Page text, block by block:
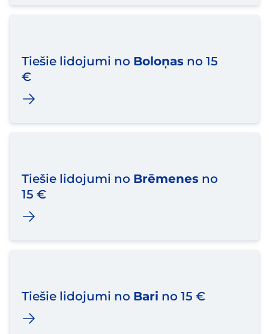
Tiešie lidojumi no Boloņas no 15
€
Tiešie lidojumi no Brēmenes no
15 €
Tiešie lidojumi no Bari no 15 €